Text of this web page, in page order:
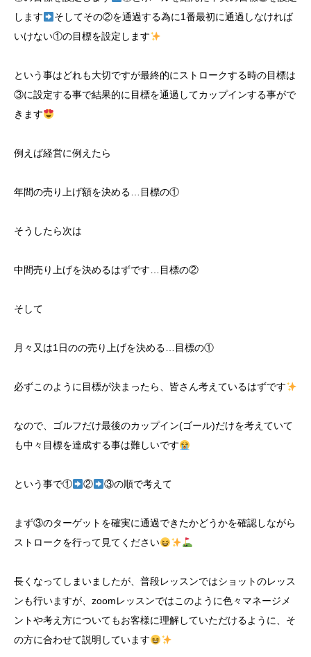
します
そしてその②を通過する為に1番最初に通過しなければ
いけない①の目標を設定します
という事はどれも大切ですが最終的にストロークする時の目標は
③に設定する事で結果的に目標を通過してカップインする事がで
きます
例えば経営に例えたら
年間の売り上げ額を決める…目標の①
そうしたら次は
中間売り上げを決めるはずです…目標の②
そして
月々又は1日のの売り上げを決める…目標の①
必ずこのように目標が決まったら、皆さん考えているはずです
なので、ゴルフだけ最後のカップイン(ゴール)だけを考えていて
も中々目標を達成する事は難しいです
という事で① ② ③の順で考えて
まず③のターゲットを確実に通過できたかどうかを確認しながら
ストロークを行って見てください
長くなってしまいましたが、普段レッスンではショットのレッス
ンも行いますが、zoomレッスンではこのように色々マネージメ
ントや考え方についてもお客様に理解していただけるように、そ
の方に合わせて説明しています